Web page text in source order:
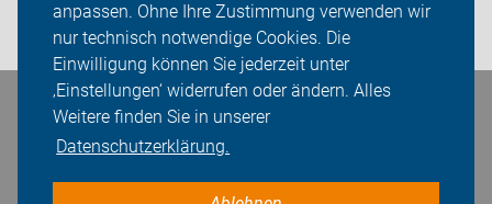
anpassen. Ohne Ihre Zustimmung verwenden wir
nur technisch notwendige Cookies. Die
Einwilligung können Sie jederzeit unter
‚Einstellungen‘ widerrufen oder ändern. Alles
Weitere finden Sie in unserer
Datenschutzerklärung.
Login
Bleiben Sie in Kontakt